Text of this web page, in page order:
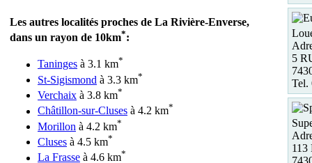
Les autres localités proches de La Rivière-Enverse,
dans un rayon de 10km*:
Taninges à 3.1 km*
St-Sigismond à 3.3 km*
Verchaix à 3.8 km*
Châtillon-sur-Cluses à 4.2 km*
Morillon à 4.2 km*
Cluses à 4.5 km*
La Frasse à 4.6 km*
5
Tel.
113